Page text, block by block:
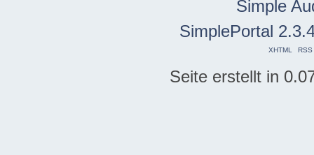
Simple
SimplePortal
XHTML RSS
Seite erstellt in